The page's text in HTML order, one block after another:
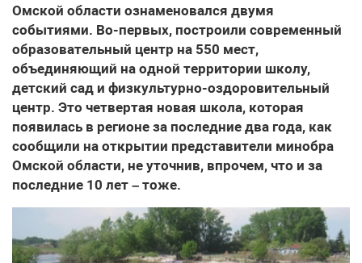
Омской области ознаменовался двумя
событиями. Во-первых, построили современный
образовательный центр на 550 мест,
объединяющий на одной территории школу,
детский сад и физкультурно-оздоровительный
центр. Это четвертая новая школа, которая
появилась в регионе за последние два года, как
сообщили на открытии представители минобра
Омской области, не уточнив, впрочем, что и за
последние 10 лет – тоже.